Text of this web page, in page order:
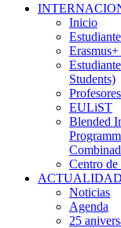
Inicio
Students)
EULiST
Blended
Centro de
ACTUALIDAD
Noticias
Agenda
25